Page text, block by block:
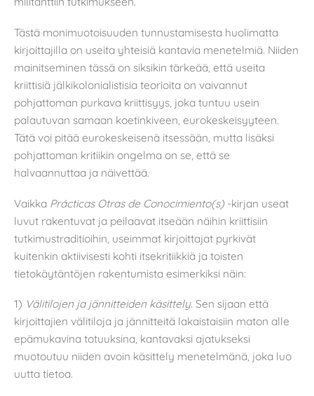
Tästä monimuotoisuuden tunnustamisesta huolimatta
kirjoittajilla on useita yhteisiä kantavia menetelmiä. Niiden
mainitseminen tässä on siksikin tärkeää, että useita
kriittisiä jälkikolonialistisia teorioita on vaivannut
pohjattoman purkava kriittisyys, joka tuntuu usein
palautuvan samaan koetinkiveen, eurokeskeisyyteen.
Tätä voi pitää eurokeskeisenä itsessään, mutta lisäksi
pohjattoman kritiikin ongelma on se, että se
halvaannuttaa ja näivettää.
Vaikka Prácticas Otras de Conocimiento(s) -kirjan useat
luvut rakentuvat ja peilaavat itseään näihin kriittisiin
tutkimustraditioihin, useimmat kirjoittajat pyrkivät
kuitenkin aktiivisesti kohti itsekritiikkiä ja toisten
tietokäytäntöjen rakentumista esimerkiksi näin:
1) Välitilojen ja jännitteiden käsittely. Sen sijaan että
kirjoittajien välitiloja ja jännitteitä lakaistaisiin maton alle
epämukavina totuuksina, kantavaksi ajatukseksi
muotoutuu niiden avoin käsittely menetelmänä, joka luo
uutta tietoa.